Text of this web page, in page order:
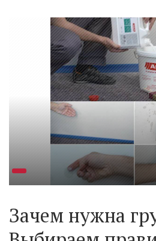
Зачем нужна